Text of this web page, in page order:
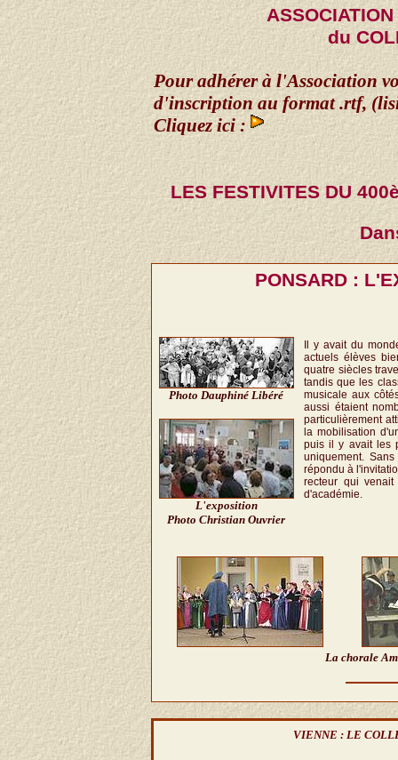
du
Pour adhérer à l'Association
d'inscription au format .rtf,
Cliquez ici :
LES FESTIVITES DU
PONSARD :
Photo Dauphiné Libéré
L'exposition
Photo Christian Ouvrier
Il y avait du
actuels élèves
quatre siècles
tandis que les
musicale aux
aussi étaient
particulièrement
la mobilisation
puis il y avait les
uniquement.
répondu à
recteur qui
d'académie.
La chorale
VIENNE : LE